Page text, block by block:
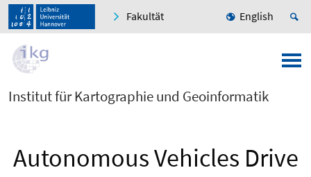
Fakultät English
Institut für Kartographie und Geoinformatik
Autonomous Vehicles Drive